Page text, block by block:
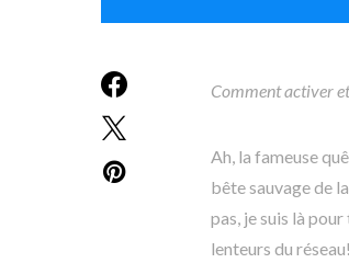
Comment activer
Ah, la fameuse
bête sauvage de
pas, je suis là
lenteurs du réseau!